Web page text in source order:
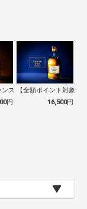
スデュフューザー（CIT…
円
【全額ポイント対象】
16,500円